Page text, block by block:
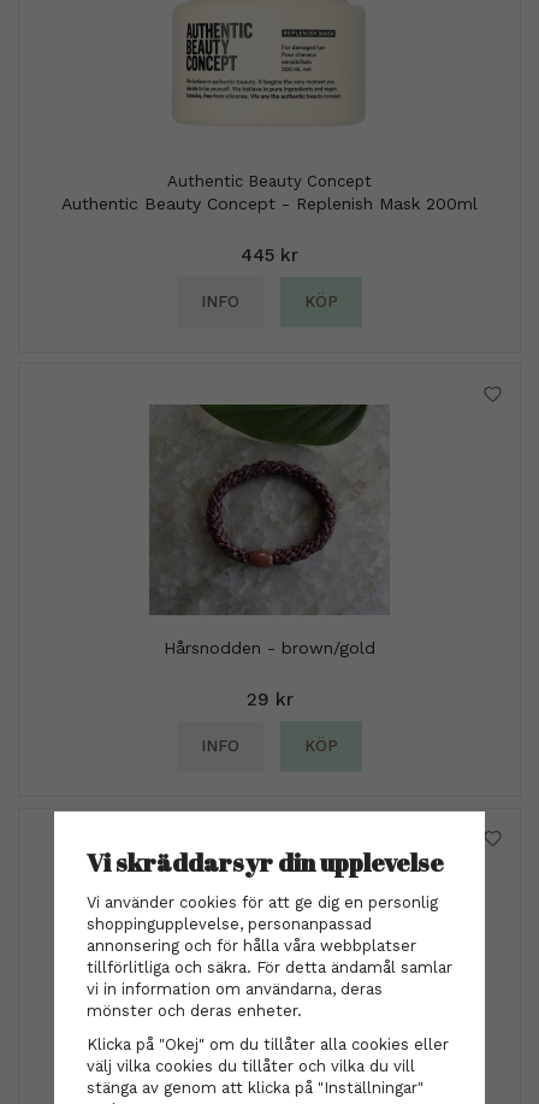
Authentic Beauty Concept
Authentic Beauty Concept - Replenish Mask 200ml
445 kr
INFO KÖP
Hårsnodden - brown/gold
29 kr
INFO KÖP
Armbandssnodden - Vit mint
Vi skräddarsyr din upplevelse
Vi använder cookies för att ge dig en personlig
shoppingupplevelse, personanpassad
annonsering och för hålla våra webbplatser
tillförlitliga och säkra. För detta ändamål samlar
vi in information om användarna, deras
mönster och deras enheter.
Klicka på "Okej" om du tillåter alla cookies eller
välj vilka cookies du tillåter och vilka du vill
stänga av genom att klicka på "Inställningar"